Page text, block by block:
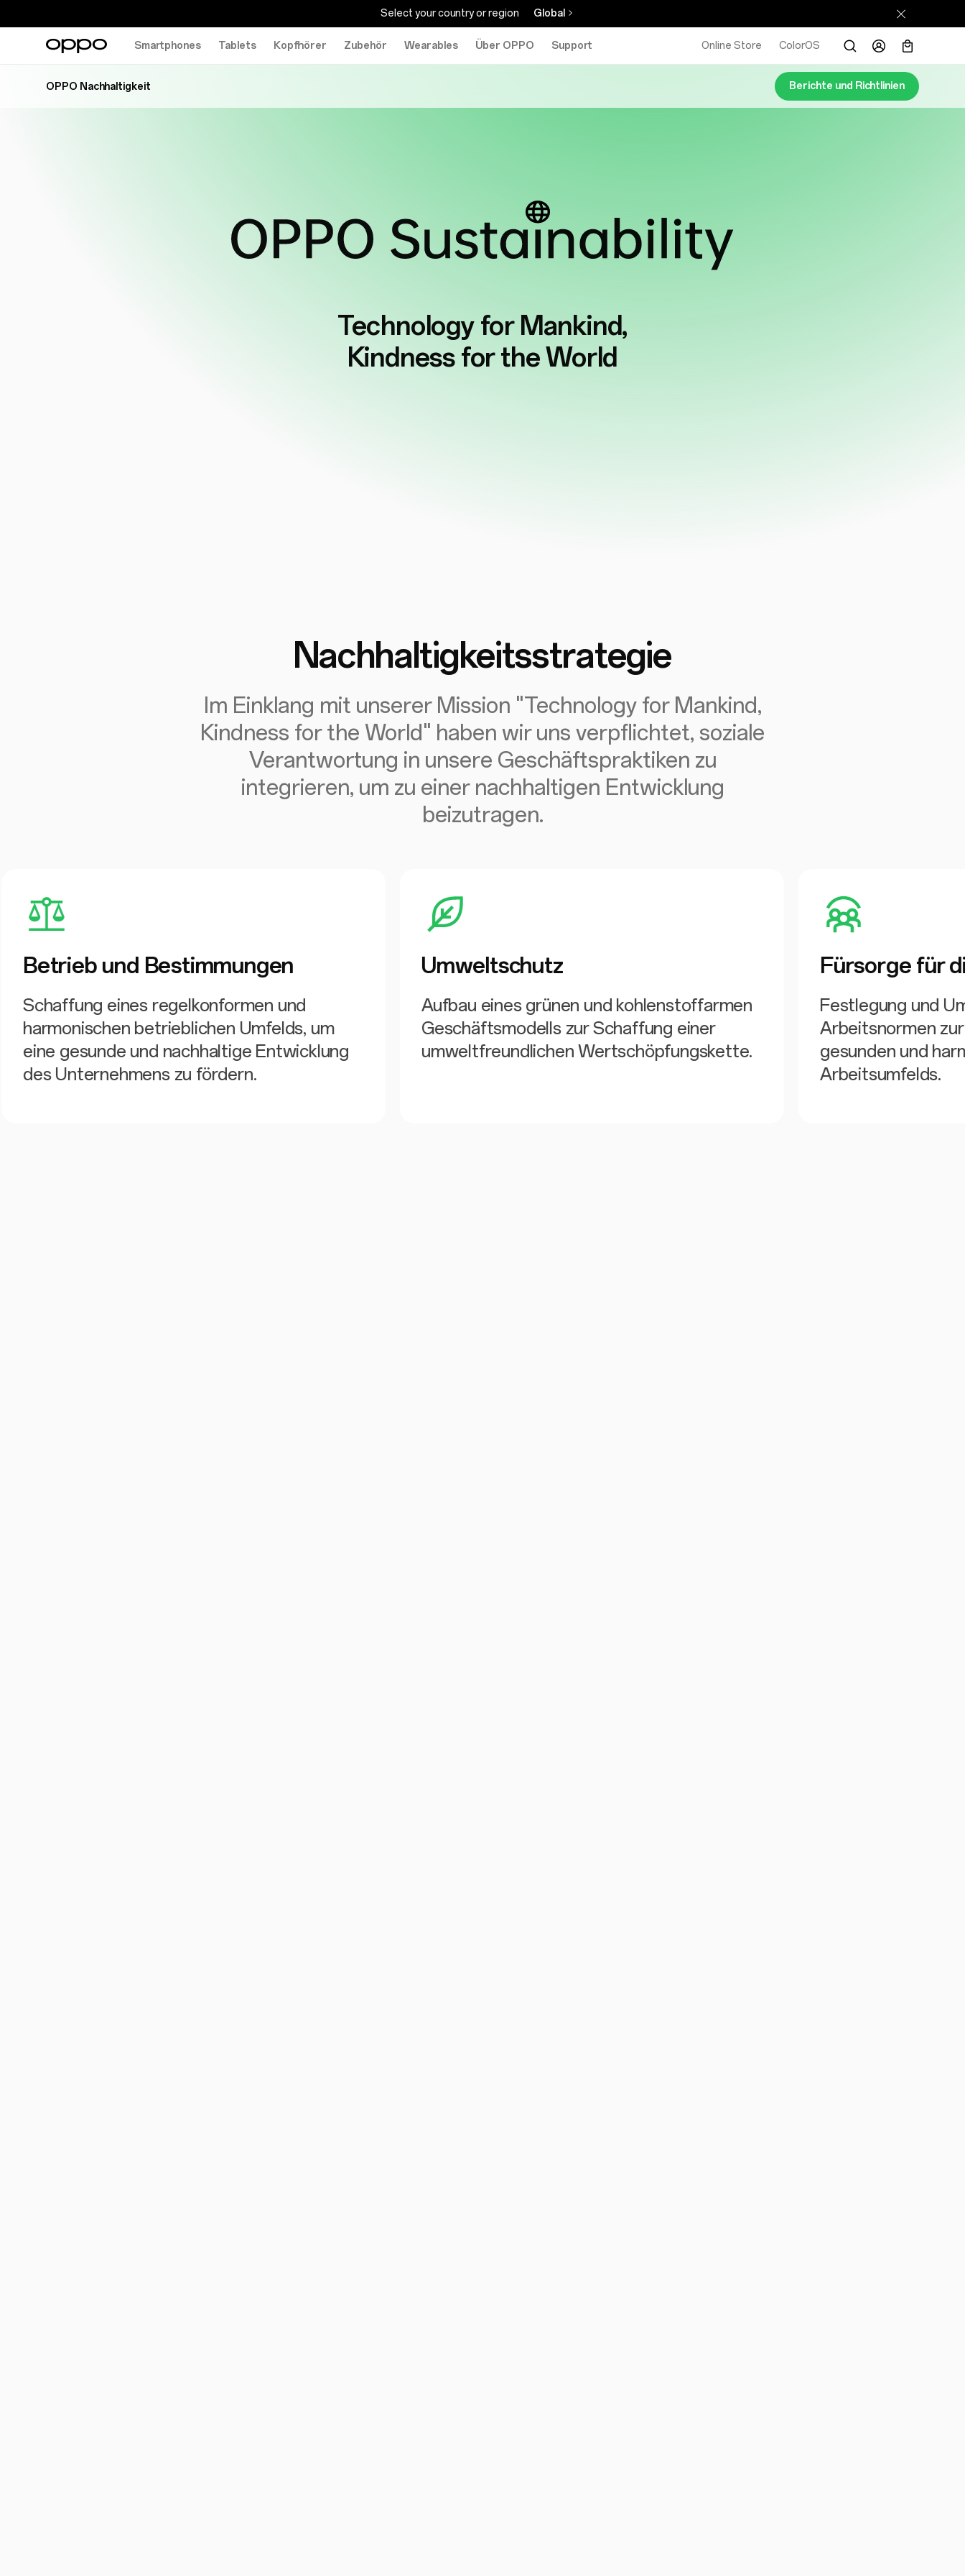
Select your country or region Global
Smartphones Tablets Kopfhörer Zubehör Wearables Über OPPO Support Online Store ColorOS
OPPO Nachhaltigkeit Berichte und Richtlinien
Technology for Mankind,
Kindness for the World
Nachhaltigkeitsstrategie
Im Einklang mit unserer Mission "Technology for Mankind,
Kindness for the World" haben wir uns verpflichtet, soziale
Verantwortung in unsere Geschäftspraktiken zu
integrieren, um zu einer nachhaltigen Entwicklung
beizutragen.
Betrieb und Bestimmungen
Schaffung eines regelkonformen und
harmonischen betrieblichen Umfelds, um
eine gesunde und nachhaltige Entwicklung
des Unternehmens zu fördern.
Umweltschutz
Aufbau eines grünen und kohlenstoffarmen
Geschäftsmodells zur Schaffung einer
umweltfreundlichen Wertschöpfungskette.
Fürsorge für
Festlegung und
Arbeitsnormen
gesunden und
Arbeitsumfelds.